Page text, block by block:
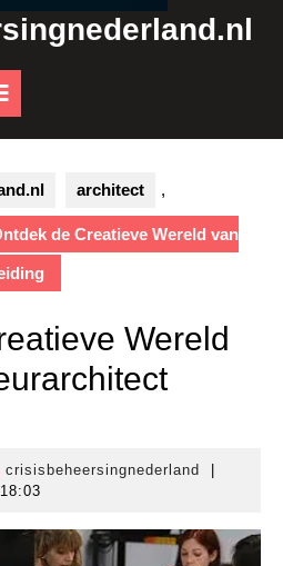
Button
architect ,
de Creatieve Wereld van
Wereld
crisisbeheersingnederland
18:03